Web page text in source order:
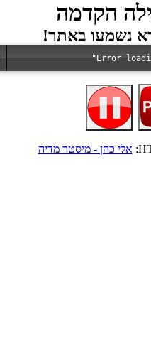
הקדמה
Error
אלי כהן - מיסטר מדיה